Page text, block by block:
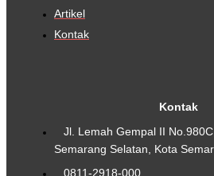
Artikel
Kontak
Kontak
Jl. Lemah Gempal II
Semarang Selatan, Kota
0811-2918-000